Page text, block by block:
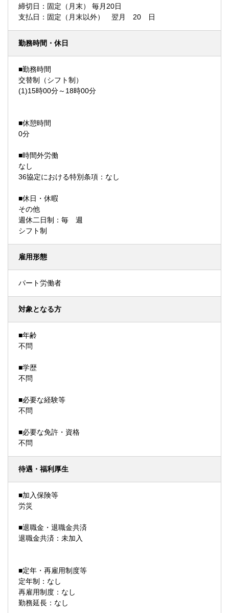
締切日：固定（月末） 毎月20日
支払日：固定（月末以外） 翌月 20 日
勤務時間・休日
■勤務時間
交替制（シフト制）
(1)15時00分～18時00分
■休憩時間
0分
■時間外労働
なし
36協定における特別条項：なし
■休日・休暇
その他
週休二日制：毎 週
シフト制
雇用形態
パート労働者
対象となる方
■年齢
不問
■学歴
不問
■必要な経験等
不問
■必要な免許・資格
不問
待遇・福利厚生
■加入保険等
労災
■退職金・退職金共済
退職金共済：未加入
■定年・再雇用制度等
定年制：なし
再雇用制度：なし
勤務延長：なし